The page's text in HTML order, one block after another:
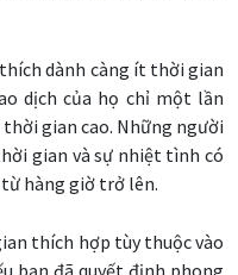
dành càng ít thời gian
dịch của họ chỉ một lần
gian cao. Những người
gian và sự nhiệt tình có
hàng giờ trở lên.
thích hợp tùy thuộc vào